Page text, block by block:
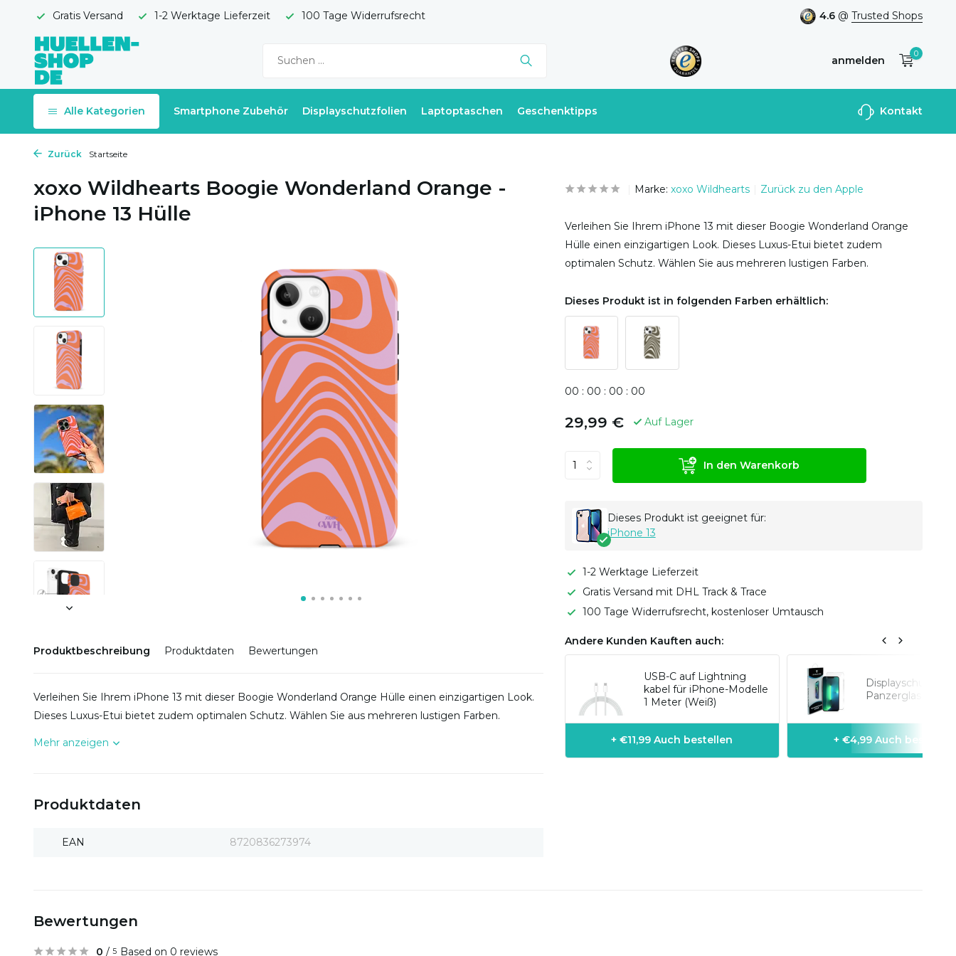
Gratis Versand 1-2 Werktage Lieferzeit 100 Tage Widerrufsrecht 4.6 @ Trusted Shops
anmelden
Benutzerkonto
0
Alle Kategorien Smartphone Zubehör Displayschutzfolien Laptoptaschen Geschenktipps Kontakt
Zurück Startseite
xoxo Wildhearts Boogie Wonderland Orange -
iPhone 13 Hülle
Produktbeschreibung Produktdaten Bewertungen
Verleihen Sie Ihrem iPhone 13 mit dieser Boogie Wonderland Orange Hülle einen einzigartigen Look.
Dieses Luxus-Etui bietet zudem optimalen Schutz. Wählen Sie aus mehreren lustigen Farben.
Mehr anzeigen
Produktdaten
EAN 8720836273974
Marke: xoxo Wildhearts Zurück zu den Apple
Verleihen Sie Ihrem iPhone 13 mit dieser Boogie Wonderland Orange
Hülle einen einzigartigen Look. Dieses Luxus-Etui bietet zudem
optimalen Schutz. Wählen Sie aus mehreren lustigen Farben.
Dieses Produkt ist in folgenden Farben erhältlich:
00 : 00 : 00 : 00
29,99 € Auf Lager
In den Warenkorb
Dieses Produkt ist geeignet für:
iPhone 13
1-2 Werktage Lieferzeit
Gratis Versand mit DHL Track & Trace
100 Tage Widerrufsrecht, kostenloser Umtausch
Andere Kunden Kauften auch:
USB-C auf Lightning
kabel für iPhone-Modelle
1 Meter (Weiß)
+ €11,99 Auch bestellen
Displayschutz
Panzerglas
+ €4,99 Auch bestellen
Bewertungen
0 / 5 Based on 0 reviews